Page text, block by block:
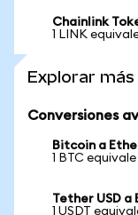
Chainlink
1 LINK
Explorar
Conversiones
Bitcoin a
1 BTC
Tether USD a
1 USDT